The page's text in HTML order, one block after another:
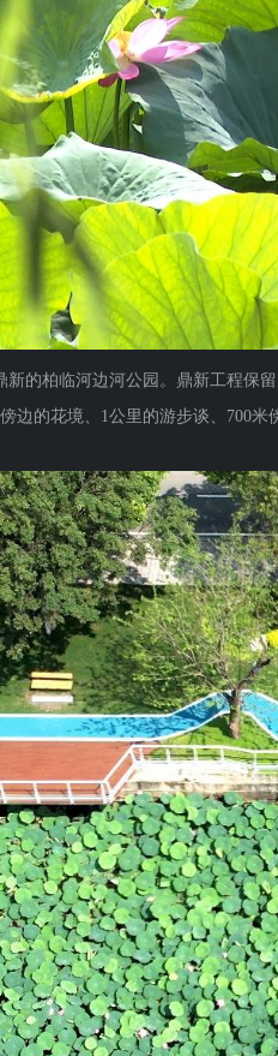
的柏临河边河公园。鼎新工程保
边的花境、1公里的游步谈、700